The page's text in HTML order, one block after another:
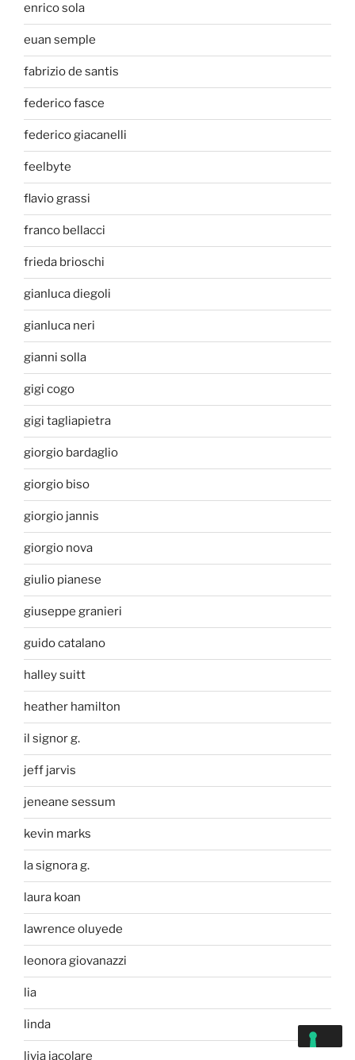
enrico sola
euan semple
fabrizio de santis
federico fasce
federico giacanelli
feelbyte
flavio grassi
franco bellacci
frieda brioschi
gianluca diegoli
gianluca neri
gianni solla
gigi cogo
gigi tagliapietra
giorgio bardaglio
giorgio biso
giorgio jannis
giorgio nova
giulio pianese
giuseppe granieri
guido catalano
halley suitt
heather hamilton
il signor g.
jeff jarvis
jeneane sessum
kevin marks
la signora g.
laura koan
lawrence oluyede
leonora giovanazzi
lia
linda
livia iacolare